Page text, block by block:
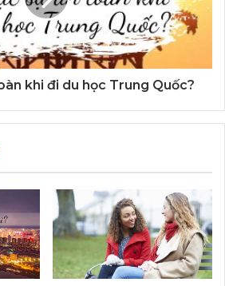
khi đi du học Trung Quốc?